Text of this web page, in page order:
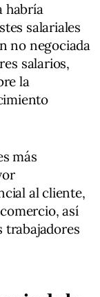
habría
salariales
no negociada
salarios,
la
más
al cliente,
así
trabajadores